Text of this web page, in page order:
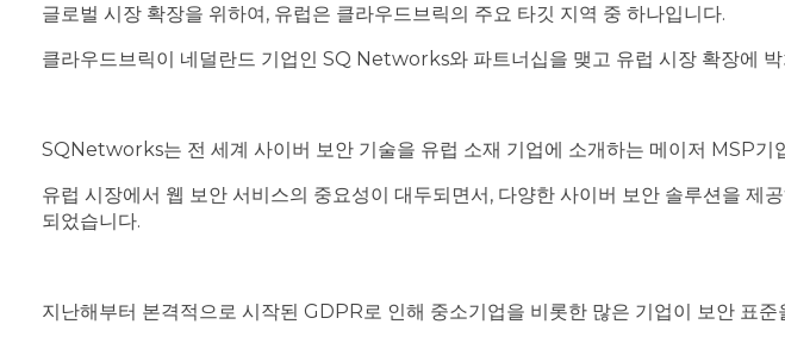
글로벌 시장 확장을 위하여, 유럽은 클라우드브릭의 주요 타깃 지역 중 하나입니다.
클라우드브릭이 네덜란드 기업인 SQ Networks와 파트너십을 맺고 유럽 시장 확장에
SQNetworks는 전 세계 사이버 보안 기술을 유럽 소재 기업에 소개하는 메이저 MSP기
유럽 시장에서 웹 보안 서비스의 중요성이 대두되면서, 다양한 사이버 보안 솔루션을
되었습니다.
지난해부터 본격적으로 시작된 GDPR로 인해 중소기업을 비롯한 많은 기업이 보안 표